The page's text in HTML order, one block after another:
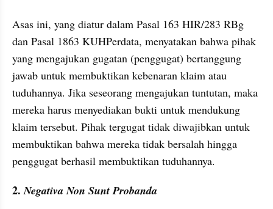
Asas ini, yang diatur dalam Pasal 163 HIR/283 RBg
dan Pasal 1863 KUHPerdata, menyatakan bahwa pihak
yang mengajukan gugatan (penggugat) bertanggung
jawab untuk membuktikan kebenaran klaim atau
tuduhannya. Jika seseorang mengajukan tuntutan, maka
mereka harus menyediakan bukti untuk mendukung
klaim tersebut. Pihak tergugat tidak diwajibkan untuk
membuktikan bahwa mereka tidak bersalah hingga
penggugat berhasil membuktikan tuduhannya.
2. Negativa Non Sunt Probanda